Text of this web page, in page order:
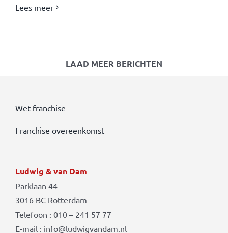
Lees meer
LAAD MEER BERICHTEN
Wet franchise
Franchise overeenkomst
Ludwig & van Dam
Parklaan 44
3016 BC Rotterdam
Telefoon : 010 – 241 57 77
E-mail : info@ludwigvandam.nl